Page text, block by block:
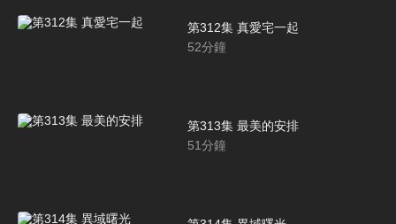
第312集 真愛宅一起
52分鐘
第313集 最美的安排
51分鐘